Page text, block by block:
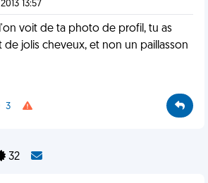
13:57
voit de ta photo de profil, tu as
jolis cheveux, et non un paillasson
3
32